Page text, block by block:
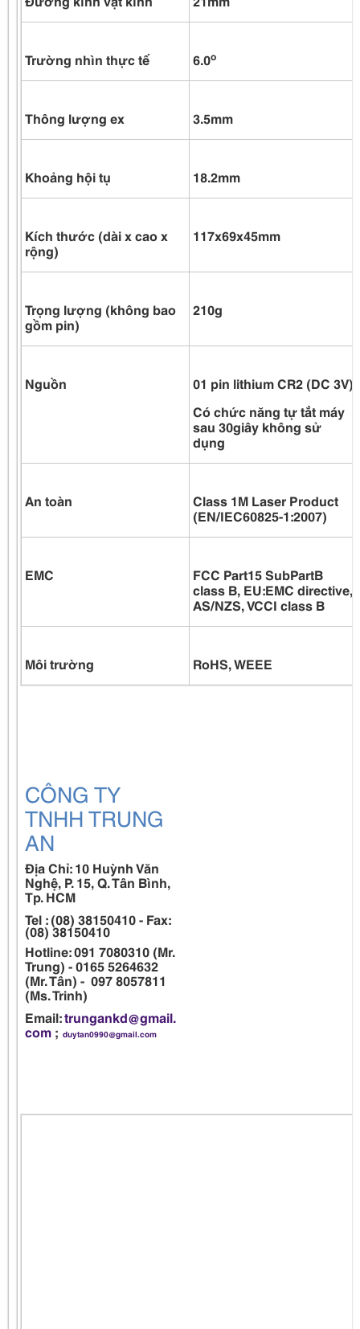
Trường nhìn thực tế 6.0o
Thông lượng ex 3.5mm
Khoảng hội tụ 18.2mm
Kích thước (dài x cao x
rộng)
117x69x45mm
Trọng lượng (không bao
gồm pin)
210g
Nguồn
01 pin lithium CR2 (DC 3V)
Có chức năng tự tắt máy
sau 30giây không sử
dụng
An toàn
Class 1M Laser Product
(EN/IEC60825-1:2007)
EMC
FCC Part15 SubPartB
class B, EU:EMC directive,
AS/NZS, VCCI class B
Môi trường RoHS, WEEE
CÔNG TY
TNHH TRUNG
AN
Địa Chỉ: 10 Huỳnh Văn
Nghệ, P. 15, Q. Tân Bình,
Tp. HCM
Tel : (08) 38150410 - Fax:
(08) 38150410
Hotline: 091 7080310 (Mr.
Trung) - 0165 5264632
(Mr. Tân) - 097 8057811
(Ms. Trinh)
Email:trungankd@gmail.
com ; duytan0990@gmail.com